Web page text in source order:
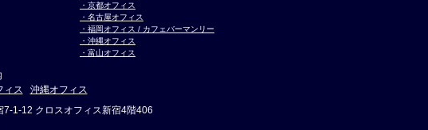
・京都オフィス
・名古屋オフィス
・福岡オフィス / カフェバーマンリー
・沖縄オフィス
・富山オフィス
ィス
沖縄オフィス
1-12 クロスオフィス新宿4階406